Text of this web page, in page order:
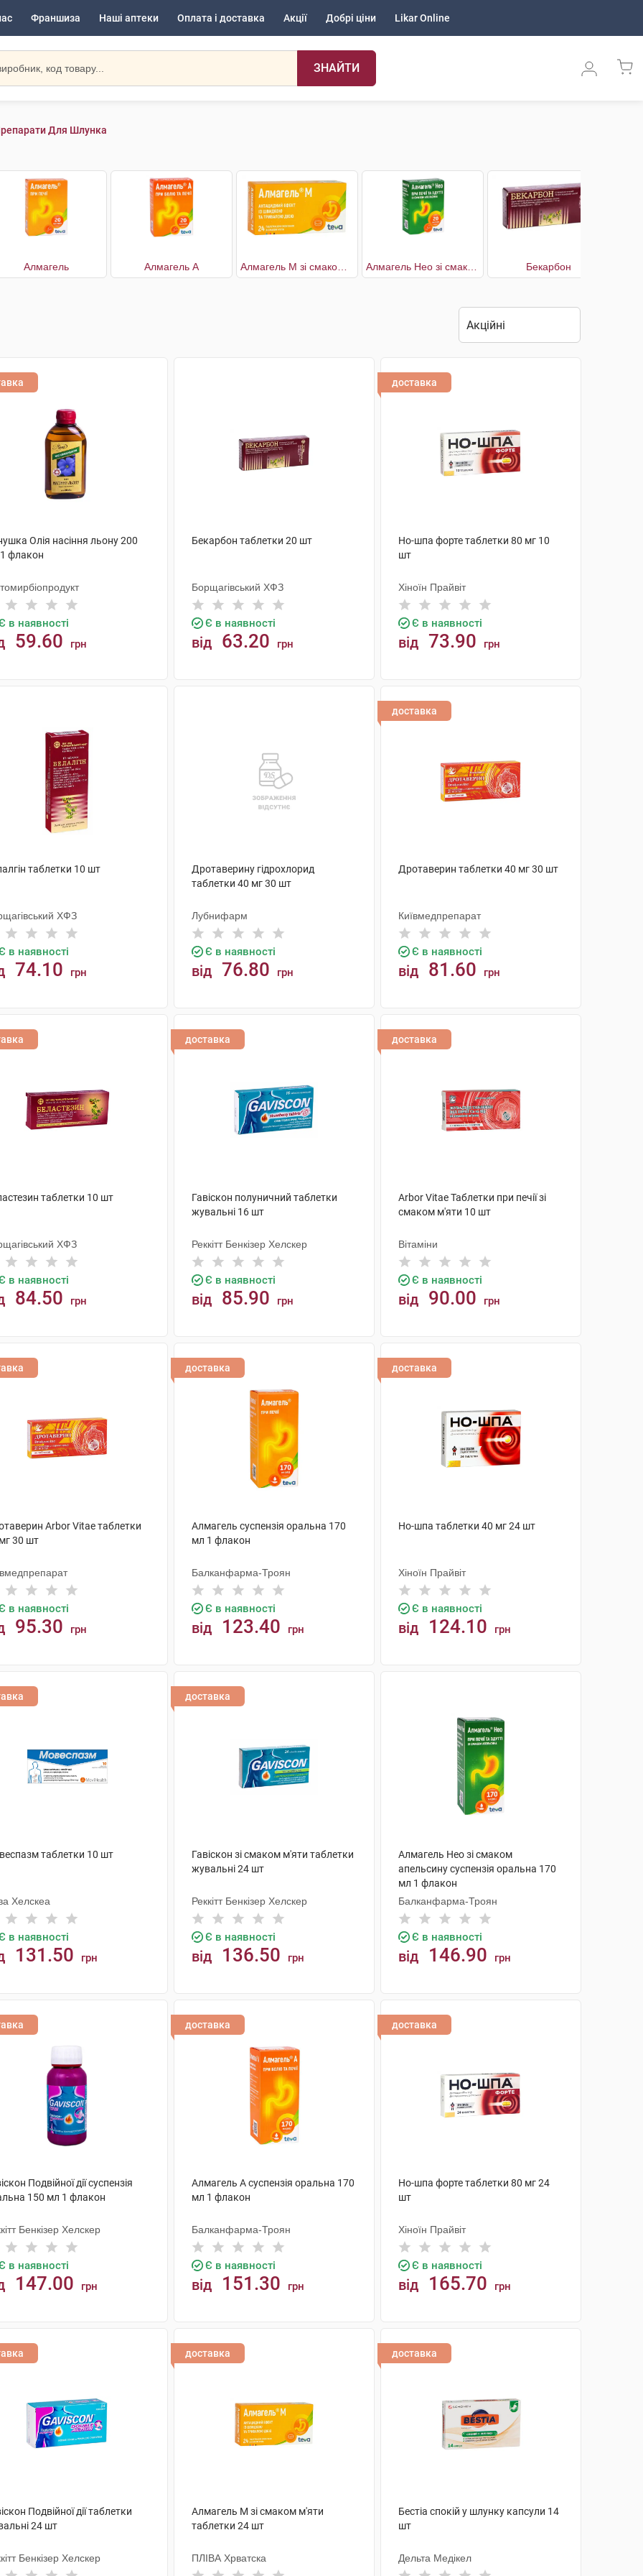
Франшиза Наші аптеки Оплата і доставка Акції Добрі ціни Likar Online
ЗНАЙТИ
Для Шлунка
Алмагель Алмагель А Бекарбон
Олія насіння льону 200
флакон
в наявності
59.60 грн
Бекарбон таблетки 20 шт
Борщагівський ХФЗ
Є в наявності
від 63.20 грн
доставка
Но-шпа форте таблетки 80 мг 10
шт
Хіноїн Прайвіт
Є в наявності
від 73.90 грн
таблетки 10 шт
ХФЗ
в наявності
74.10 грн
Дротаверину гідрохлорид
таблетки 40 мг 30 шт
Лубнифарм
Є в наявності
від 76.80 грн
доставка
Дротаверин таблетки 40 мг 30 шт
Київмедпрепарат
Є в наявності
від 81.60 грн
таблетки 10 шт
ХФЗ
в наявності
84.50 грн
доставка
Гавіскон полуничний таблетки
жувальні 16 шт
Реккітт Бенкізер Хелскер
Є в наявності
від 85.90 грн
доставка
Arbor Vitae Таблетки при печії зі
смаком м'яти 10 шт
Вітаміни
Є в наявності
від 90.00 грн
Arbor Vitae таблетки
30 шт
в наявності
95.30 грн
доставка
Алмагель суспензія оральна 170
мл 1 флакон
Балканфарма-Троян
Є в наявності
від 123.40 грн
доставка
Но-шпа таблетки 40 мг 24 шт
Хіноїн Прайвіт
Є в наявності
від 124.10 грн
таблетки 10 шт
Хелскеа
в наявності
131.50 грн
доставка
Гавіскон зі смаком м'яти таблетки
жувальні 24 шт
Реккітт Бенкізер Хелскер
Є в наявності
від 136.50 грн
Алмагель Нео зі смаком
апельсину суспензія оральна 170
мл 1 флакон
Балканфарма-Троян
Є в наявності
від 146.90 грн
Подвійної дії суспензія
150 мл 1 флакон
Бенкізер Хелскер
в наявності
147.00 грн
доставка
Алмагель А суспензія оральна 170
мл 1 флакон
Балканфарма-Троян
Є в наявності
від 151.30 грн
доставка
Но-шпа форте таблетки 80 мг 24
шт
Хіноїн Прайвіт
Є в наявності
від 165.70 грн
Подвійної дії таблетки
24 шт
Бенкізер Хелскер
доставка
Алмагель М зі смаком м'яти
таблетки 24 шт
ПЛІВА Хрватска
доставка
Бестіа спокій у шлунку капсули 14
шт
Дельта Медікел